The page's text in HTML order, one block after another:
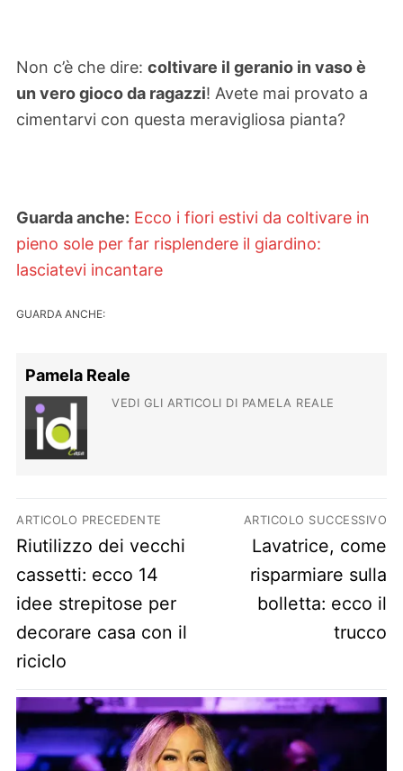
Non c’è che dire: coltivare il geranio in vaso è
un vero gioco da ragazzi! Avete mai provato a
cimentarvi con questa meravigliosa pianta?
Guarda anche: Ecco i fiori estivi da coltivare in
pieno sole per far risplendere il giardino:
lasciatevi incantare
GUARDA ANCHE:
Pamela Reale
VEDI GLI ARTICOLI DI PAMELA REALE
Navigazione articoli
ARTICOLO PRECEDENTE
Previous post:
Riutilizzo dei vecchi
cassetti: ecco 14
idee strepitose per
decorare casa con il
riciclo
ARTICOLO SUCCESSIVO
Next post:
Lavatrice, come
risparmiare sulla
bolletta: ecco il
trucco